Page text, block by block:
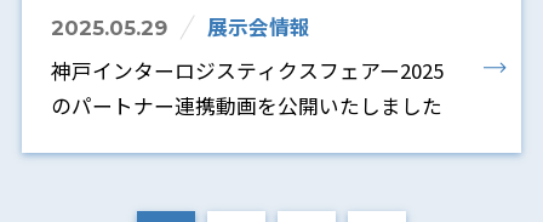
2025.05.29
展示会情報
神戸インターロジスティクスフェアー2025
のパートナー連携動画を公開いたしました